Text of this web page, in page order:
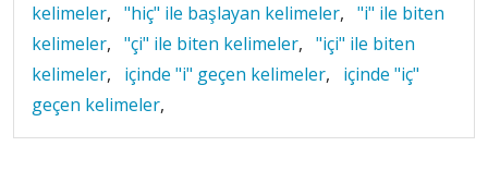
kelimeler, "hiç" ile başlayan kelimeler, "i" ile biten
kelimeler, "çi" ile biten kelimeler, "içi" ile biten
kelimeler, içinde "i" geçen kelimeler,
içinde "iç"
geçen kelimeler,